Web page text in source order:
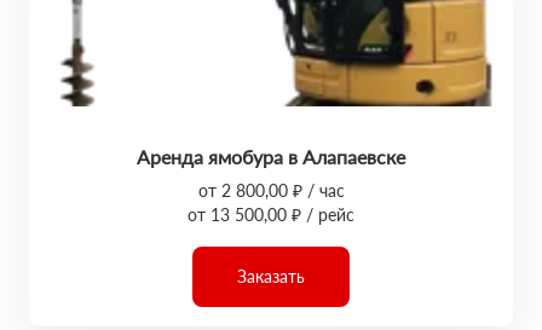
Аренда ямобура в Алапаевске
от 2 800,00 ₽ / час
от 13 500,00 ₽ / рейс
Заказать